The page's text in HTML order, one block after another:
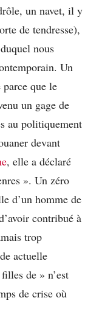
un navet, il y
de tendresse),
nous
Un
que le
un gage de
au politiquement
devant
, elle a déclaré
». Un zéro
d’un homme de
contribué à
trop
actuelle
de » n’est
de crise où